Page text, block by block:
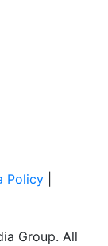
Policy
Group. All